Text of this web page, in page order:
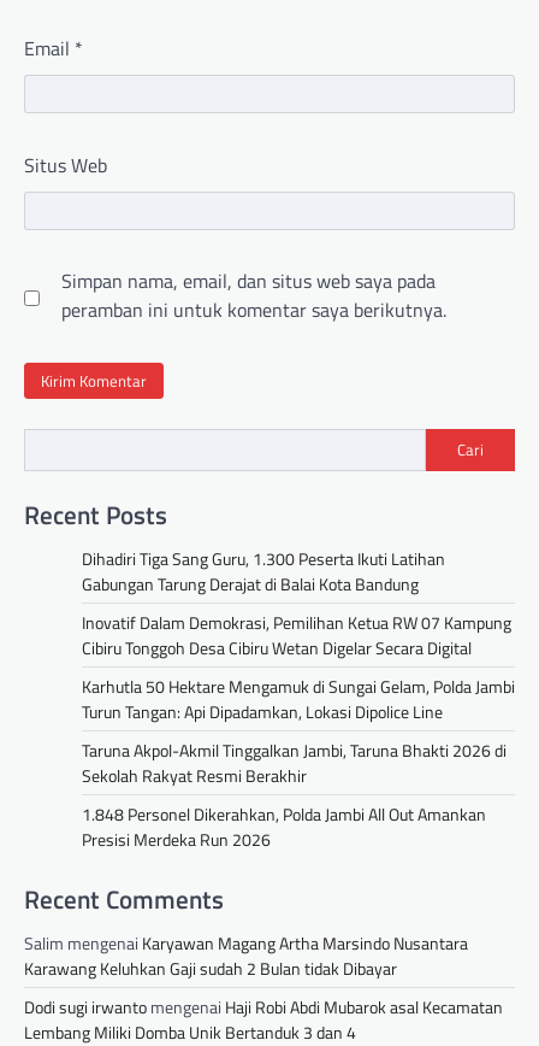
Email *
Situs Web
Simpan nama, email, dan situs web saya pada
peramban ini untuk komentar saya berikutnya.
Cari
Recent Posts
Dihadiri Tiga Sang Guru, 1.300 Peserta Ikuti Latihan
Gabungan Tarung Derajat di Balai Kota Bandung
Inovatif Dalam Demokrasi, Pemilihan Ketua RW 07 Kampung
Cibiru Tonggoh Desa Cibiru Wetan Digelar Secara Digital
Karhutla 50 Hektare Mengamuk di Sungai Gelam, Polda Jambi
Turun Tangan: Api Dipadamkan, Lokasi Dipolice Line
Taruna Akpol-Akmil Tinggalkan Jambi, Taruna Bhakti 2026 di
Sekolah Rakyat Resmi Berakhir
1.848 Personel Dikerahkan, Polda Jambi All Out Amankan
Presisi Merdeka Run 2026
Recent Comments
Salim mengenai Karyawan Magang Artha Marsindo Nusantara
Karawang Keluhkan Gaji sudah 2 Bulan tidak Dibayar
Dodi sugi irwantomengenai Haji Robi Abdi Mubarok asal Kecamatan
Lembang Miliki Domba Unik Bertanduk 3 dan 4